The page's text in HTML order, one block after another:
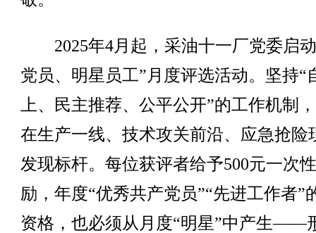
2025年4月起，采油十一厂党委启
党员、明星员工”月度评选活动。坚持“
上、民主推荐、公平公开”的工作机制
在生产一线、技术攻关前沿、应急抢险
发现标杆。每位获评者给予500元一次
励，年度“优秀共产党员”“先进工作者”
资格，也必须从月度“明星”中产生——